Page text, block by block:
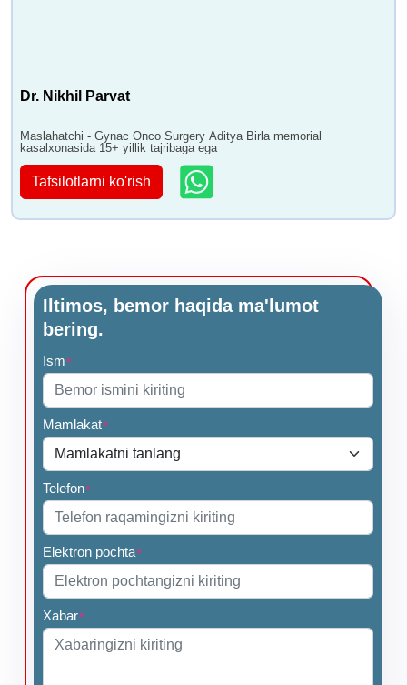
Dr. Nikhil Parvat
Maslahatchi - Gynac Onco Surgery Aditya Birla memorial
kasalxonasida 15+ yillik tajribaga ega
Tafsilotlarni ko'rish
Iltimos, bemor haqida ma'lumot
bering.
Ism*
Mamlakat*
Telefon*
Elektron pochta*
Xabar*